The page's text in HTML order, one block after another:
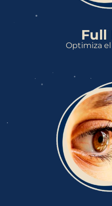
Full
Optimiza el